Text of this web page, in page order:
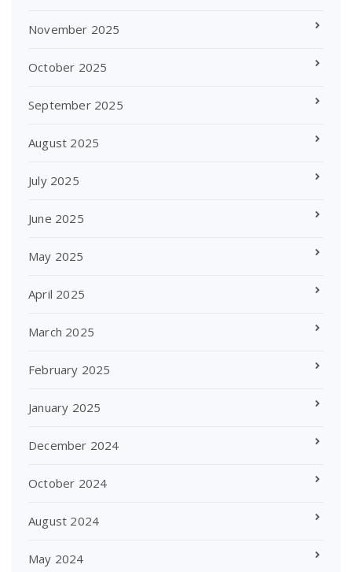
November 2025
October 2025
September 2025
August 2025
July 2025
June 2025
May 2025
April 2025
March 2025
February 2025
January 2025
December 2024
October 2024
August 2024
May 2024